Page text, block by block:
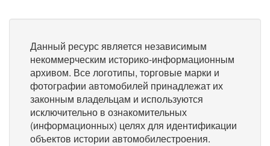
Данный ресурс является независимым
некоммерческим историко-информационным
архивом. Все логотипы, торговые марки и
фотографии автомобилей принадлежат их
законным владельцам и используются
исключительно в ознакомительных
(информационных) целях для идентификации
объектов истории автомобилестроения.